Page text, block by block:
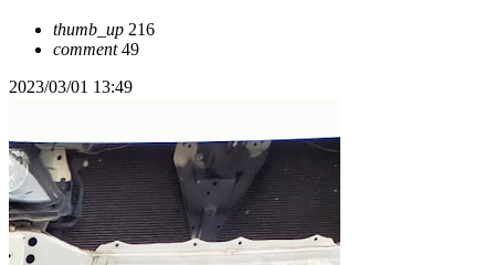
thumb_up 216
comment49
2023/03/01 13:49